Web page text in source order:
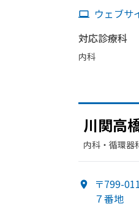
ウェブサ
対応診療科
内科
川関高
内科・​循環器
〒799-
７番地